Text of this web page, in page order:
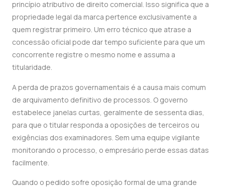
princípio atributivo de direito comercial. Isso significa que a
propriedade legal da marca pertence exclusivamente a
quem registrar primeiro. Um erro técnico que atrase a
concessão oficial pode dar tempo suficiente para que um
concorrente registre o mesmo nome e assuma a
titularidade.
A perda de prazos governamentais é a causa mais comum
de arquivamento definitivo de processos. O governo
estabelece janelas curtas, geralmente de sessenta dias,
para que o titular responda a oposições de terceiros ou
exigências dos examinadores. Sem uma equipe vigilante
monitorando o processo, o empresário perde essas datas
facilmente.
Quando o pedido sofre oposição formal de uma grande